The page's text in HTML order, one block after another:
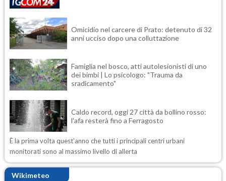
Omicidio nel carcere di Prato: detenuto di 32
anni ucciso dopo una colluttazione
Famiglia nel bosco, atti autolesionisti di uno
dei bimbi | Lo psicologo: "Trauma da
sradicamento"
Caldo record, oggi 27 città da bollino rosso:
l'afa resterà fino a Ferragosto
È la prima volta quest'anno che tutti i principali centri urbani
monitorati sono al massimo livello di allerta
Wikimeteo